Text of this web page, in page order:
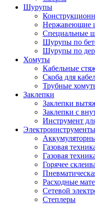
Шурупы
Нержавеющие
Специальные
Шурупы по
Шурупы по
Хомуты
Кабельные
Скоба для
Трубные
Заклепки
Заклепки
Заклепки с
Инструмент
Электроинструменты
Газовая
Газовая
Горячее
Расходные
Сетевой
Степлеры